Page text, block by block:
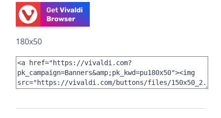
180x50